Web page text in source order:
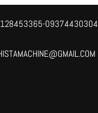
09374430304